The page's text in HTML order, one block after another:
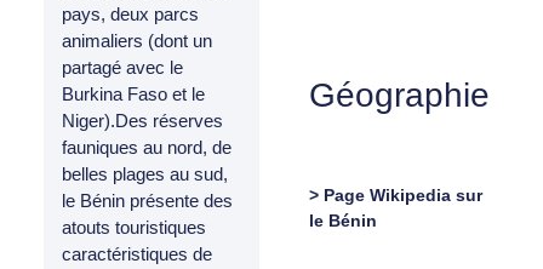
pays, deux parcs
animaliers (dont un
partagé avec le
Burkina Faso et le
Niger).Des réserves
fauniques au nord, de
belles plages au sud,
le Bénin présente des
atouts touristiques
caractéristiques de
Géographie
> Page Wikipedia sur
le Bénin